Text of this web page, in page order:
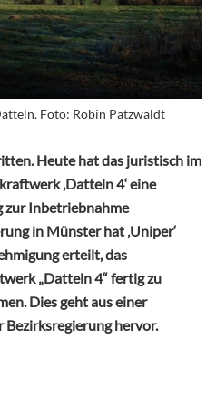
Foto: Robin Patzwaldt
Heute hat das juristisch im
‚Datteln 4‘ eine
zur Inbetriebnahme
in Münster hat ‚Uniper‘
erteilt, das
„Datteln 4“ fertig zu
Dies geht aus einer
Bezirksregierung hervor.